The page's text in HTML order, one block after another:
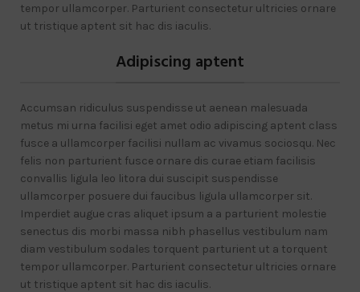
tempor ullamcorper. Parturient consectetur ultricies ornare
ut tristique aptent sit hac dis iaculis.
Adipiscing aptent
Accumsan ridiculus suspendisse ut aenean malesuada
metus mi urna facilisi eget amet odio adipiscing aptent class
fusce a ullamcorper facilisi nullam ac vivamus sociosqu. Nec
felis non parturient fusce ornare dis curae etiam facilisis
convallis ligula leo litora dui suscipit suspendisse
ullamcorper posuere dui faucibus ligula ullamcorper sit.
Imperdiet augue cras aliquet ipsum a a parturient molestie
senectus dis morbi massa nibh phasellus vestibulum nam
diam vestibulum sodales torquent parturient ut a torquent
tempor ullamcorper. Parturient consectetur ultricies ornare
ut tristique aptent sit hac dis iaculis.